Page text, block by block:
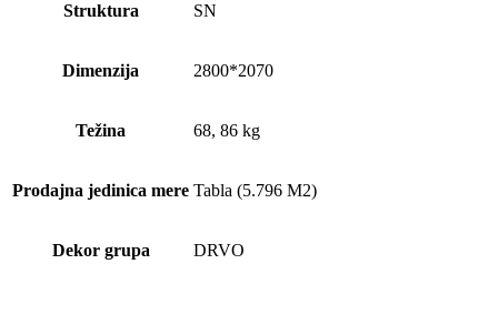
Struktura SN
Dimenzija 2800*2070
Težina 68, 86 kg
Prodajna jedinica mere Tabla (5.796 M2)
Dekor grupa DRVO